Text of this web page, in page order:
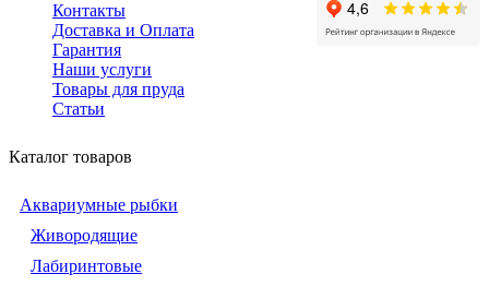
Контакты
Доставка и Оплата
Гарантия
Наши услуги
Товары для пруда
Статьи
Каталог товаров
Аквариумные рыбки
Живородящие
Лабиринтовые